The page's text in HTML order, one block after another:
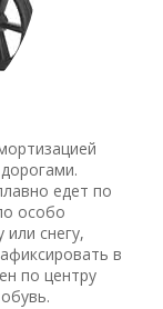
едет по
особо
снегу,
в
по центру